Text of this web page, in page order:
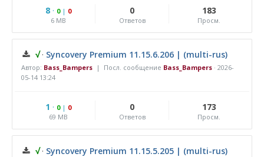
8· 0| 0
6 MB
0
Ответов
183
Просм.
√ · Syncovery Premium 11.15.6.206 | (multi-rus)
Автор: Bass_Bampers | Посл. сообщение Bass_Bampers · 2026-
05-14 13:24
1 · 0| 0
69 MB
0
Ответов
173
Просм.
√ · Syncovery Premium 11.15.5.205 | (multi-rus)